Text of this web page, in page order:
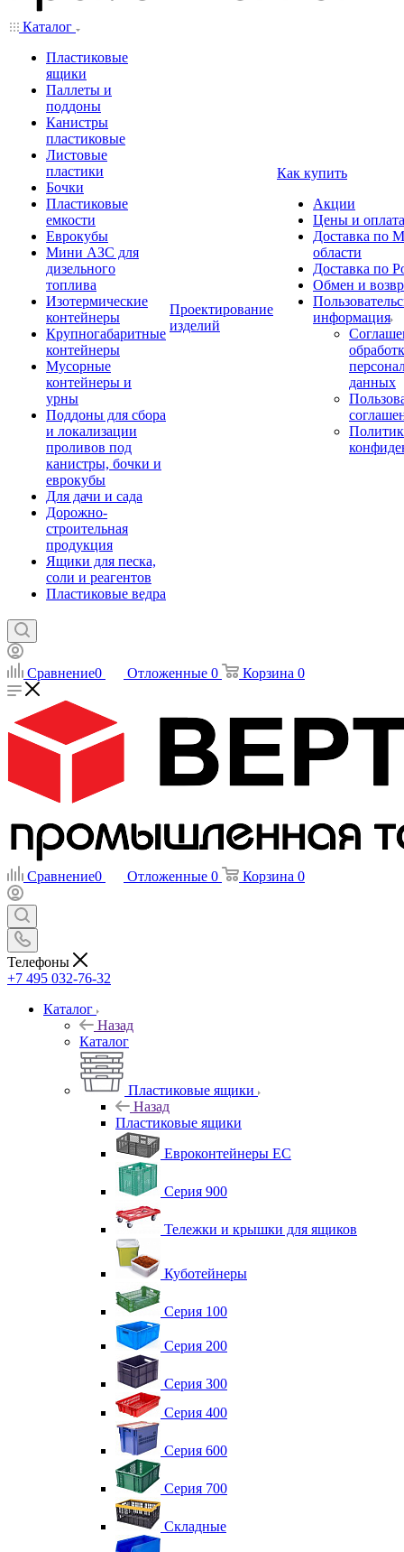
Каталог
Пластиковые
ящики
Паллеты и
поддоны
Канистры
пластиковые
Листовые
пластики
Бочки
Пластиковые
емкости
Еврокубы
Мини АЗС для
дизельного
топлива
Изотермические
контейнеры
Крупногабаритные
контейнеры
Мусорные
контейнеры и
урны
Поддоны для сбора
и локализации
проливов под
канистры, бочки и
еврокубы
Для дачи и сада
Дорожно-
строительная
продукция
Ящики для песка,
соли и реагентов
Пластиковые ведра
Проектирование
изделий
Как купить
Акции
Цены и оплата
Доставка по
области
Доставка по
Обмен и
информация
данных
Сравнение0 Отложенные 0 Корзина 0
Сравнение0 Отложенные 0 Корзина 0
Телефоны
+7 495 032-76-32
Каталог
Назад
Каталог
Пластиковые ящики
Назад
Пластиковые ящики
Евроконтейнеры ЕС
Серия 900
Тележки и крышки для ящиков
Куботейнеры
Серия 100
Серия 200
Серия 300
Серия 400
Серия 600
Серия 700
Складные